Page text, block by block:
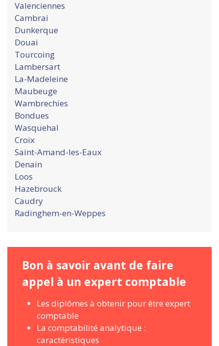
Valenciennes
Cambrai
Dunkerque
Douai
Tourcoing
Lambersart
La-Madeleine
Maubeuge
Wambrechies
Bondues
Wasquehal
Croix
Saint-Amand-les-Eaux
Denain
Loos
Hazebrouck
Caudry
Radinghem-en-Weppes
Bon à savoir avant de faire
appel à un expert comptable
Les diplômes à obtenir pour être expert
comptable
La comptabilité analytique :
caractéristiques